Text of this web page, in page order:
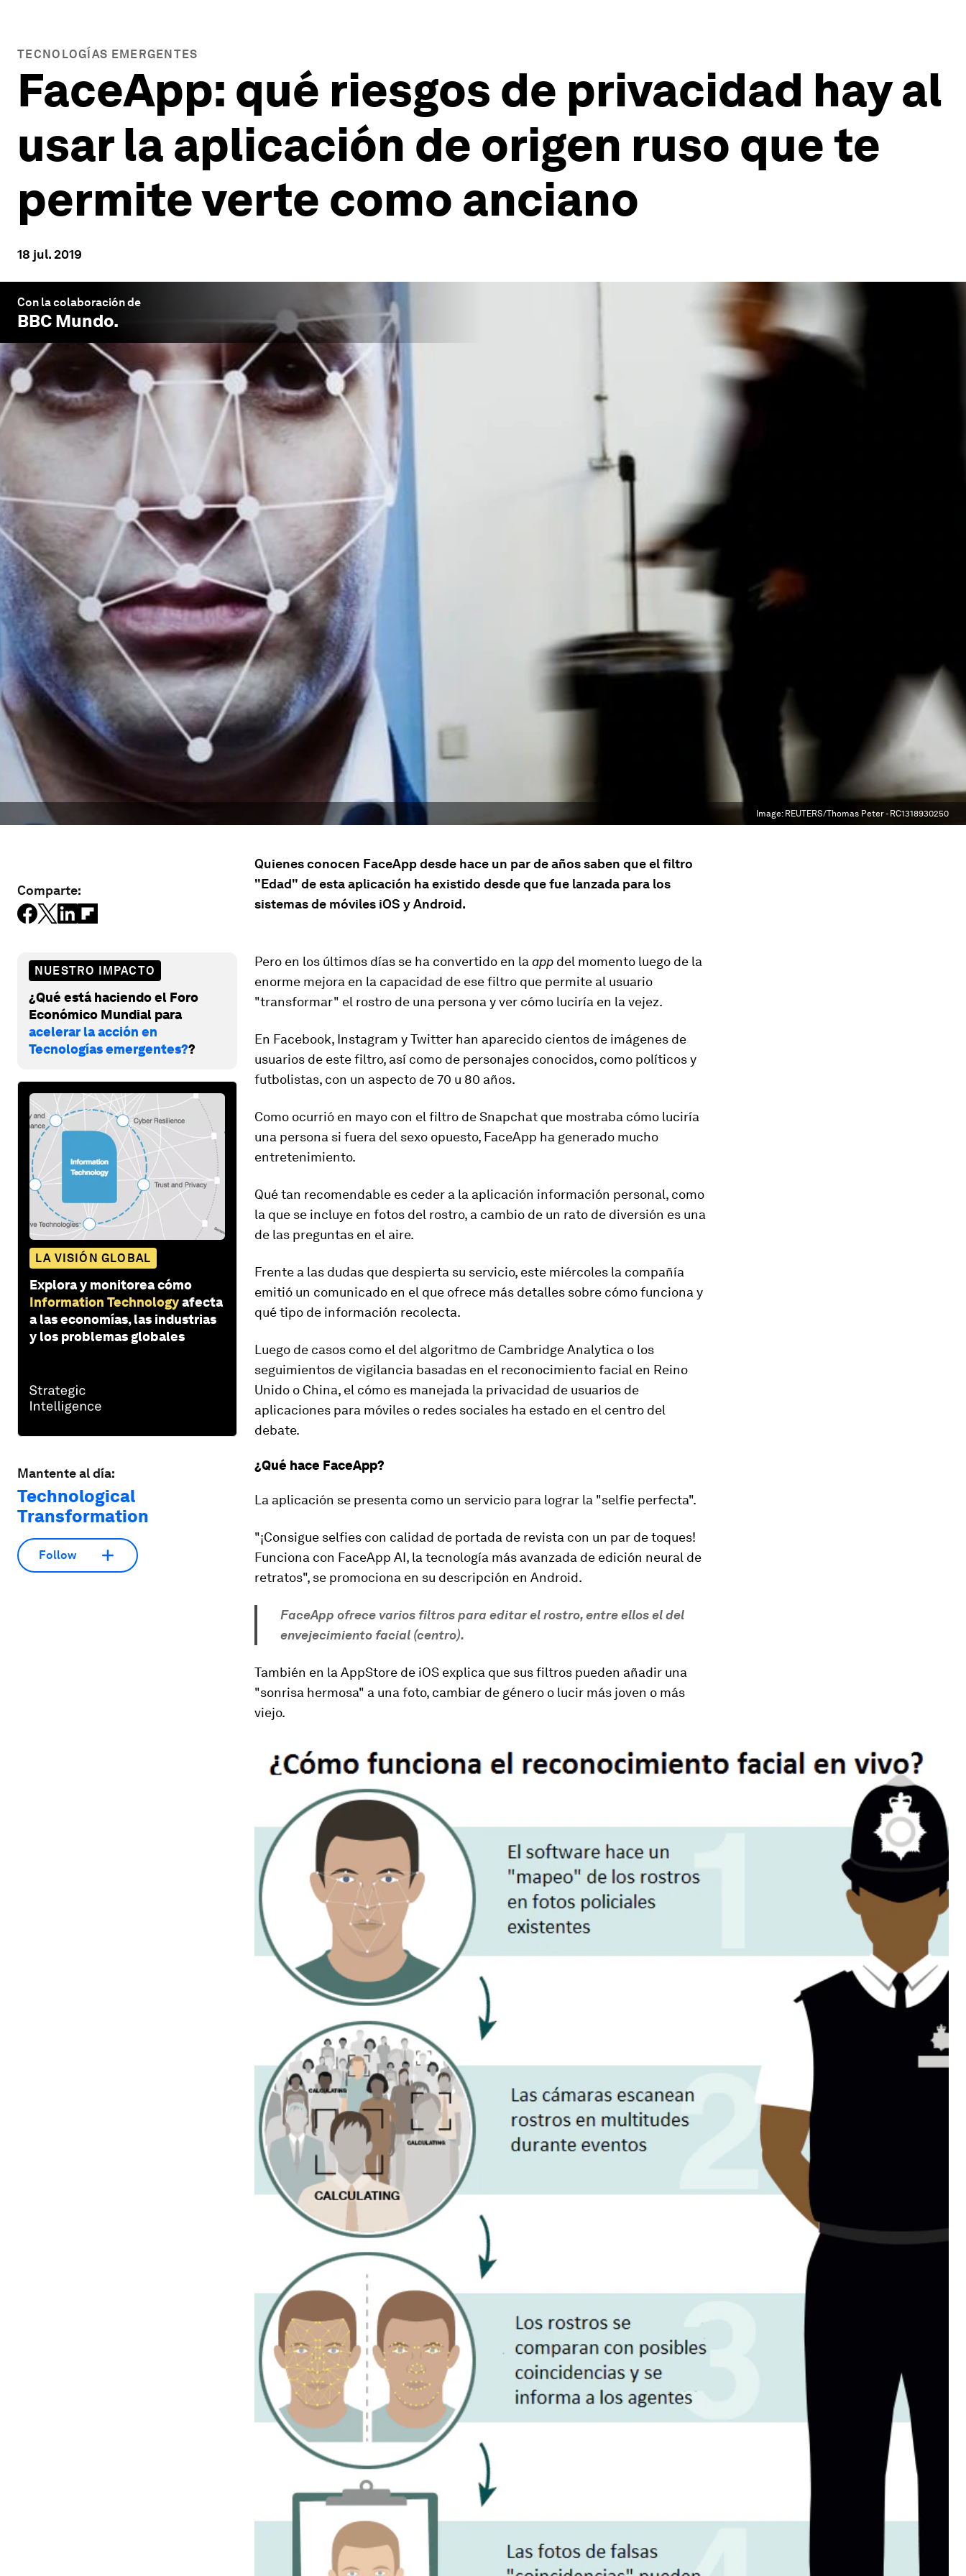
TECNOLOGÍAS EMERGENTES
FaceApp: qué riesgos de privacidad hay al
usar la aplicación de origen ruso que te
permite verte como anciano
18 jul. 2019
Con la colaboración de
BBC Mundo.
Image: REUTERS/Thomas Peter - RC1318930250
Comparte:
NUESTRO IMPACTO
¿Qué está haciendo el Foro
Económico Mundial para
acelerar la acción en
Tecnologías emergentes??
LA VISIÓN GLOBAL
Explora y monitorea cómo
Information Technologyafecta
a las economías, las industrias
y los problemas globales
Mantente al día:
Technological
Transformation
Follow
Quienes conocen FaceApp desde hace un par de años saben que el filtro
"Edad" de esta aplicación ha existido desde que fue lanzada para los
sistemas de móviles iOS y Android.
Pero en los últimos días se ha convertido en la app del momento luego de la
enorme mejora en la capacidad de ese filtro que permite al usuario
"transformar" el rostro de una persona y ver cómo luciría en la vejez.
En Facebook, Instagram y Twitter han aparecido cientos de imágenes de
usuarios de este filtro, así como de personajes conocidos, como políticos y
futbolistas, con un aspecto de 70 u 80 años.
Como ocurrió en mayo con el filtro deSnapchat que mostraba cómo luciría
una persona si fuera del sexo opuesto, FaceApp ha generado mucho
entretenimiento.
Qué tan recomendable es ceder a la aplicación información personal, como
la que se incluye en fotos del rostro, a cambio de un rato de diversión es una
de las preguntas en el aire.
Frente a las dudas que despierta su servicio, este miércoles la compañía
emitió un comunicado en el que ofrece más detalles sobre cómo funciona y
qué tipo de información recolecta.
Luego de casos como el del algoritmo de Cambridge Analytica o los
seguimientos devigilancia basadas en el reconocimiento facial en Reino
Unido o China, el cómo es manejada la privacidad de usuarios de
aplicaciones para móviles o redes sociales ha estado en el centro del
debate.
¿Qué hace FaceApp?
La aplicación se presenta como un servicio para lograr la "selfie perfecta".
"¡Consigue selfies con calidad de portada de revista con un par de toques!
Funciona con FaceApp AI, la tecnología más avanzada de edición neural de
retratos", se promociona en su descripción en Android.
FaceApp ofrece varios filtros para editar el rostro, entre ellos el del
envejecimiento facial (centro).
También en la AppStore de iOS explica que sus filtros pueden añadir una
"sonrisa hermosa" a una foto, cambiar de género o lucir más joven o más
viejo.